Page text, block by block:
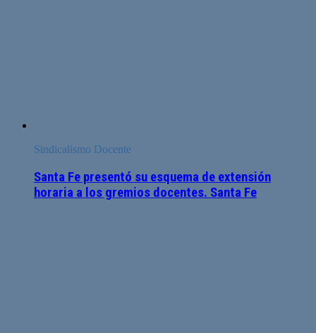
Sindicalismo Docente
Santa Fe presentó su esquema de extensión
horaria a los gremios docentes. Santa Fe